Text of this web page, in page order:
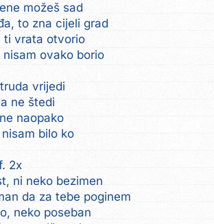
možeš sad
to zna cijeli grad
ti vrata otvorio
ovako borio
vrijedi
ne štedi
naopako
bilo ko
2x
ni neko bezimen
da za tebe poginem
neko poseban